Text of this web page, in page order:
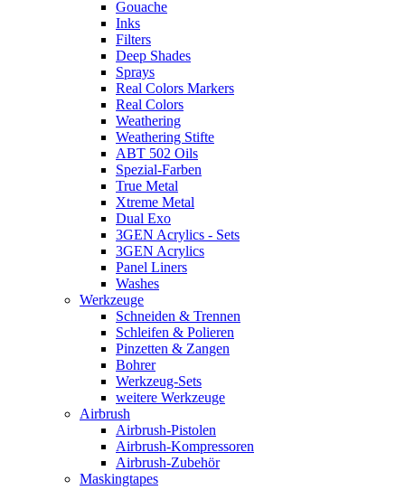
Gouache
Inks
Filters
Deep Shades
Sprays
Real Colors Markers
Real Colors
Weathering
Weathering Stifte
ABT 502 Oils
Spezial-Farben
True Metal
Xtreme Metal
Dual Exo
3GEN Acrylics - Sets
3GEN Acrylics
Panel Liners
Washes
Werkzeuge
Schneiden & Trennen
Schleifen & Polieren
Pinzetten & Zangen
Bohrer
Werkzeug-Sets
weitere Werkzeuge
Airbrush
Airbrush-Pistolen
Airbrush-Kompressoren
Airbrush-Zubehör
Maskingtapes